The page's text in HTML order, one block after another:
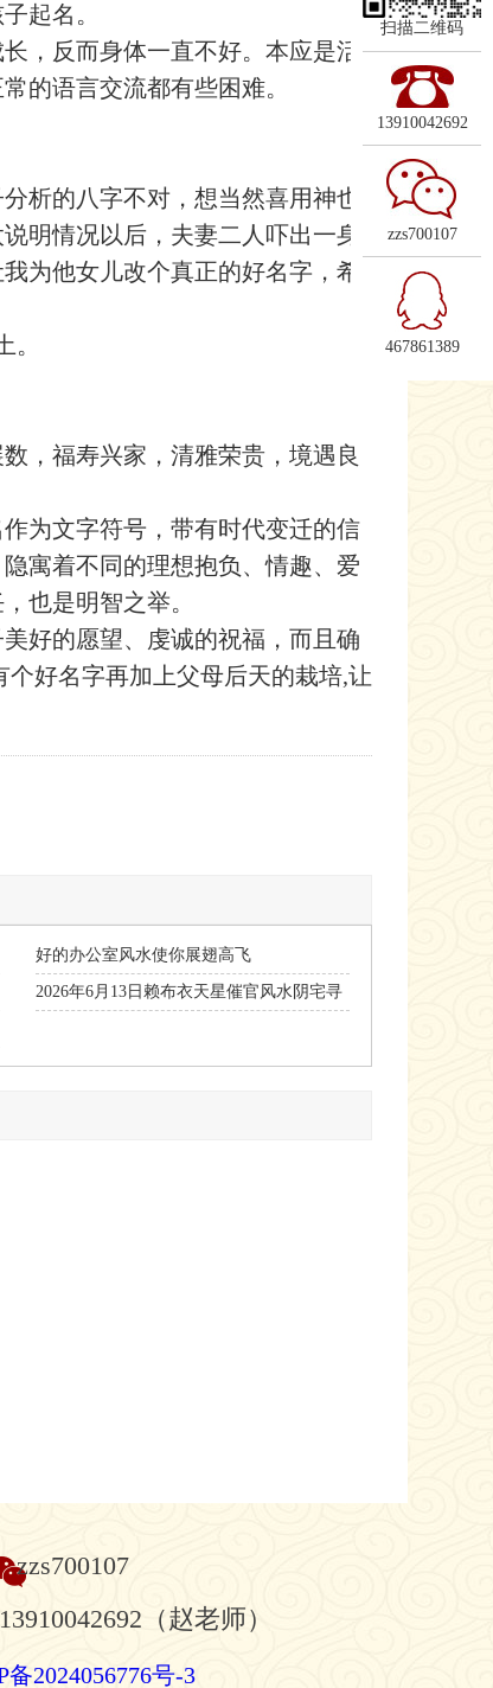
起名。
，反而身体一直不好。本应是活
的语言交流都有些困难。
析的八字不对，想当然喜用神也
明情况以后，夫妻二人吓出一身
为他女儿改个真正的好名字，希
，福寿兴家，清雅荣贵，境遇良
为文字符号，带有时代变迁的信
寓着不同的理想抱负、情趣、爱
也是明智之举。
好的愿望、虔诚的祝福，而且确
好名字再加上父母后天的栽培,让
好的办公室风水使你展翅高飞
2026年6月13日赖布衣天星催官风水阴宅寻
zzs700107
（赵老师）
备2024056776号-3
扫描二维码
13910042692
zzs700107
467861389